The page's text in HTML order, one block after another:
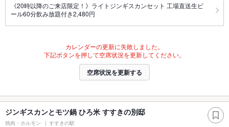
《20時以降のご来店限定！》ライトジンギスカンセット 工場直送生ビ
ール60分飲み放題付き2,480円
カレンダーの更新に失敗しました。
下記ボタンを押して空席状況を更新してください。
空席状況を更新する
ジンギスカンとモツ鍋 ひろ米 すすきの別邸
焼肉・ホルモン すすきの駅